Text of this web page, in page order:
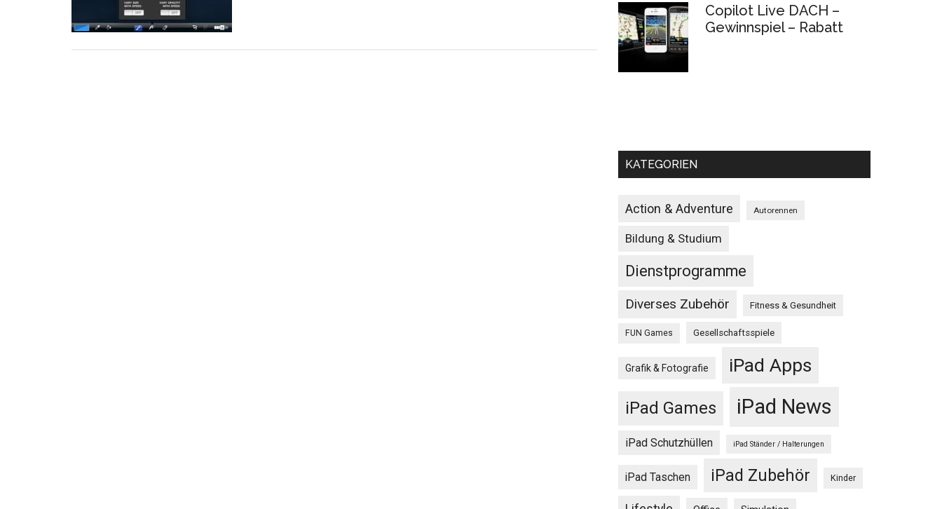
Copilot Live DACH –
Gewinnspiel – Rabatt
KATEGORIEN
Action & Adventure Autorennen
Bildung & Studium
Dienstprogramme
Diverses Zubehör Fitness & Gesundheit
FUN Games Gesellschaftsspiele
Grafik & Fotografie iPad Apps
iPad Games iPad News
iPad Schutzhüllen iPad Ständer / Halterungen
iPad Taschen iPad Zubehör Kinder